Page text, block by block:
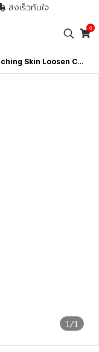
ส่งเร็วทันใจ
0
(2.5g) กาล่า กามิลเล่ แคทช์ชิ่ง สกิน ลูเซน คอนซีลเลอร์
1/1